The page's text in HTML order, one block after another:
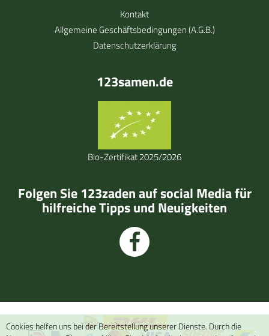
Cookies helfen uns bei der Bereitstellung unserer Dienste. Durch die
Kontakt
Allgemeine Geschäftsbedingungen (A.G.B.)
Datenschutzerklärung
123samen.de
Bio-Zertifikat 2025/2026
Folgen Sie 123zaden auf social Media für
hilfreiche Tipps und Neuigkeiten